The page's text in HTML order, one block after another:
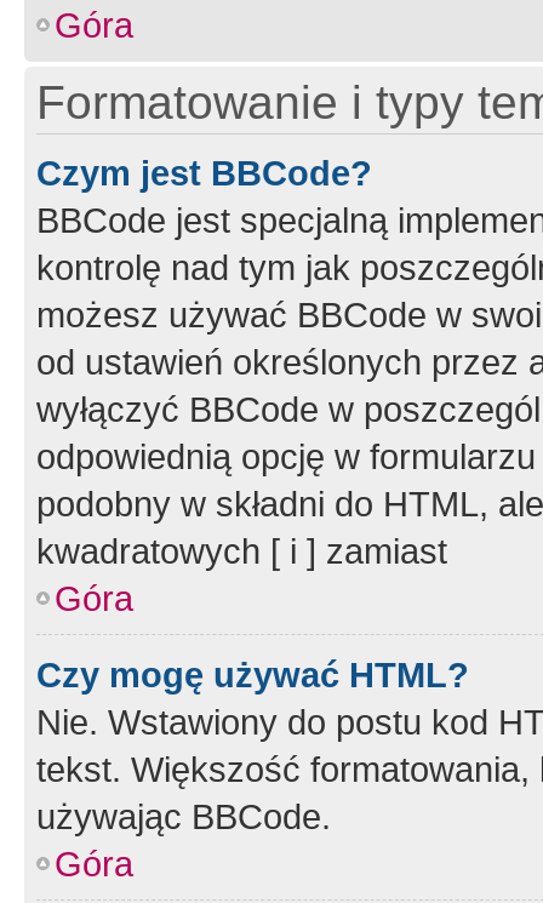
Góra
Formatowanie i typy
Czym jest BBCode?
BBCode jest specjalną
kontrolę nad tym jak
możesz używać BBCode w
od ustawień określonych przez
wyłączyć BBCode w
odpowiednią opcję w
podobny w składni do HTML,
kwadratowych [ i ] zamiast
Góra
Czy mogę używać HTML?
Nie. Wstawiony do postu kod
tekst. Większość
używając BBCode.
Góra